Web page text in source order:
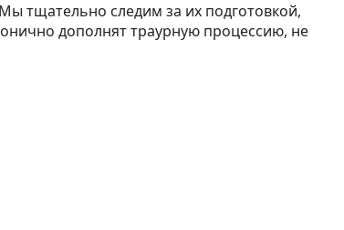
тщательно следим за их подготовкой,
дополнят траурную процессию, не